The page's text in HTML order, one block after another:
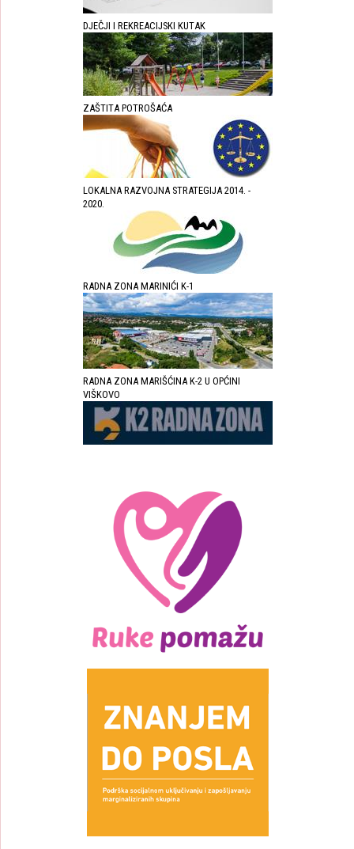
DJEČJI I REKREACIJSKI KUTAK
ZAŠTITA POTROŠAĆA
LOKALNA RAZVOJNA STRATEGIJA 2014. -
2020.
RADNA ZONA MARINIĆI K-1
RADNA ZONA MARIŠĆINA K-2 U OPĆINI
VIŠKOVO